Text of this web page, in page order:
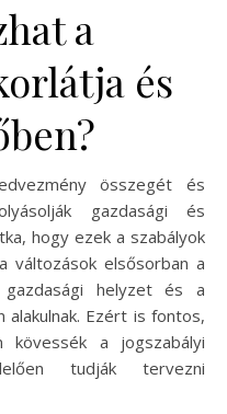
a
és
összegét és
gazdasági és
hogy ezek a szabályok
változások elsősorban a
helyzet és a
Ezért is fontos,
kövessék a jogszabályi
tudják tervezni